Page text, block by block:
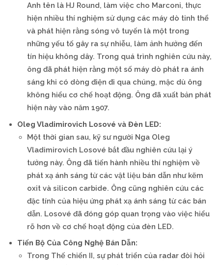
Anh tên là HJ Round, làm việc cho Marconi, thực
hiện nhiều thí nghiệm sử dụng các máy dò tinh thể
và phát hiện rằng sóng vô tuyến là một trong
những yếu tố gây ra sự nhiễu, làm ảnh hưởng đến
tín hiệu không dây. Trong quá trình nghiên cứu này,
ông đã phát hiện rằng một số máy dò phát ra ánh
sáng khi có dòng điện đi qua chúng, mặc dù ông
không hiểu cơ chế hoạt động. Ông đã xuất bản phát
hiện này vào năm 1907.
Oleg Vladimirovich Losové và Đèn LED:
Một thời gian sau, kỹ sư người Nga Oleg
Vladimirovich Losové bắt đầu nghiên cứu lại ý
tưởng này. Ông đã tiến hành nhiều thí nghiệm về
phát xạ ánh sáng từ các vật liệu bán dẫn như kẽm
oxit và silicon carbide. Ông cũng nghiên cứu các
đặc tính của hiệu ứng phát xạ ánh sáng từ các bán
dẫn. Losové đã đóng góp quan trọng vào việc hiểu
rõ hơn về cơ chế hoạt động của đèn LED.
Tiến Bộ Của Công Nghệ Bán Dẫn:
Trong Thế chiến II, sự phát triển của radar đòi hỏi